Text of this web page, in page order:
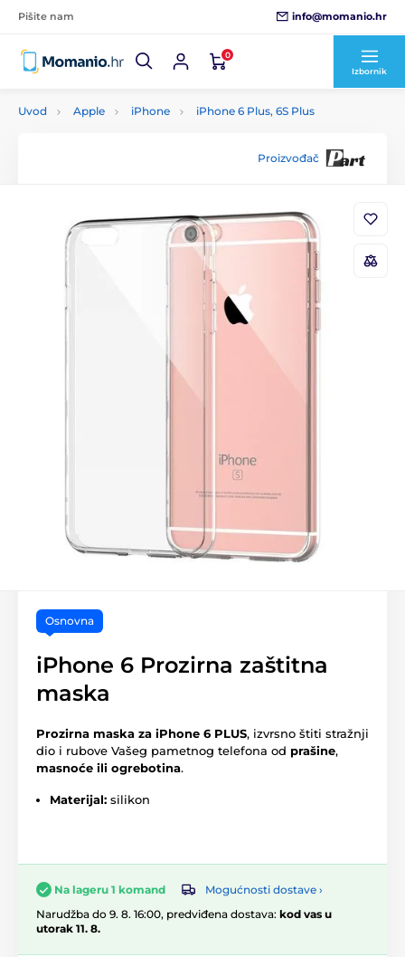
Pišite nam info@momanio.hr
0
Izbornik
Uvod Apple iPhone iPhone 6 Plus, 6S Plus
Proizvođač
Osnovna
iPhone 6 Prozirna zaštitna
maska
Prozirna maska za iPhone 6 PLUS, izvrsno štiti stražnji
dio i rubove Vašeg pametnog telefona od prašine,
masnoće ili ogrebotina.
Materijal: silikon
Na lageru 1 komand
Mogućnosti dostave ›
Narudžba do 9. 8. 16:00, predviđena dostava: kod vas u
utorak 11. 8.